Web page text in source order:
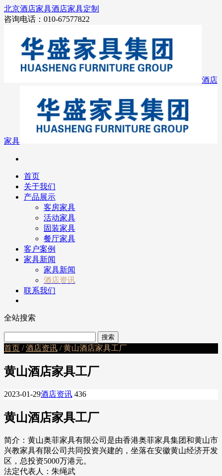
北京酒店家具酒店家具定制
咨询电话：010-67577822
酒店
家具
首页
关于我们
产品展示
客房家具
活动家具
固装家具
餐厅家具
客户案例
家具新闻
家具新闻
酒店资讯
联系我们
全站搜索
首页 /酒店资讯 / 黄山酒店家具工厂
黄山酒店家具工厂
2023-01-29酒店资讯 436
黄山酒店家具工厂
简介：黄山奥菲家具有限公司是由香港奥菲家具集团和黄山市
兴教家具有限公司共同投资兴建的，坐落在安徽黄山经济开发
区，总投资5000万港元。
法定代表人：朱绳武